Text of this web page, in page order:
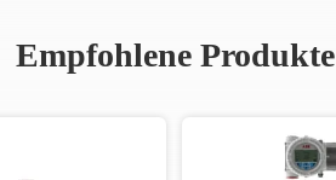
Empfohlene Produkte